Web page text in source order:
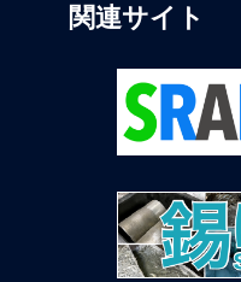
関連サイト